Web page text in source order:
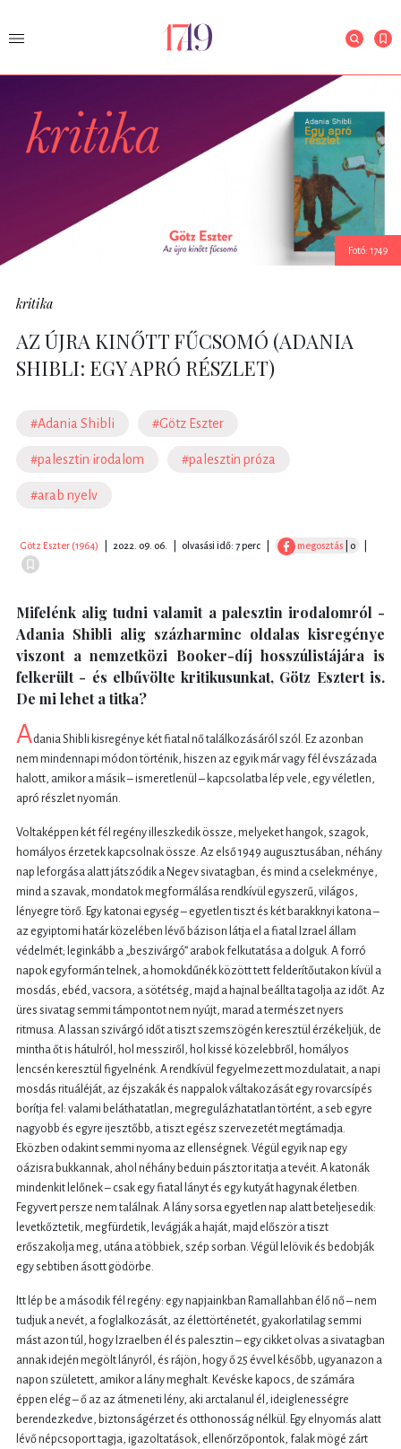
Fotó: 1749
kritika
AZ ÚJRA KINŐTT FŰCSOMÓ (ADANIA
SHIBLI: EGY APRÓ RÉSZLET)
#Adania Shibli #Götz Eszter
#palesztin irodalom #palesztin próza
#arab nyelv
Götz Eszter (1964) 2022. 09. 06. olvasási idő: 7 perc megosztás | 0
Mifelénk alig tudni valamit a palesztin irodalomról -
Adania Shibli alig százharminc oldalas kisregénye
viszont a nemzetközi Booker-díj hosszúlistájára is
felkerült - és elbűvölte kritikusunkat, Götz Esztert is.
De mi lehet a titka?
Adania Shibli kisregénye két fiatal nő találkozásáról szól. Ez azonban
nem mindennapi módon történik, hiszen az egyik már vagy fél évszázada
halott, amikor a másik – ismeretlenül – kapcsolatba lép vele, egy véletlen,
apró részlet nyomán.
Voltaképpen két fél regény illeszkedik össze, melyeket hangok, szagok,
homályos érzetek kapcsolnak össze. Az első 1949 augusztusában, néhány
nap leforgása alatt játszódik a Negev sivatagban, és mind a cselekménye,
mind a szavak, mondatok megformálása rendkívül egyszerű, világos,
lényegre törő. Egy katonai egység – egyetlen tiszt és két barakknyi katona –
az egyiptomi határ közelében lévő bázison látja el a fiatal Izrael állam
védelmét; leginkább a „beszivárgó” arabok felkutatása a dolguk. A forró
napok egyformán telnek, a homokdűnék között tett felderítőutakon kívül a
mosdás, ebéd, vacsora, a sötétség, majd a hajnal beállta tagolja az időt. Az
üres sivatag semmi támpontot nem nyújt, marad a természet nyers
ritmusa. A lassan szivárgó időt a tiszt szemszögén keresztül érzékeljük, de
mintha őt is hátulról, hol messziről, hol kissé közelebbről, homályos
lencsén keresztül figyelnénk. A rendkívül fegyelmezett mozdulatait, a napi
mosdás rituáléját, az éjszakák és nappalok váltakozását egy rovarcsípés
borítja fel: valami beláthatatlan, megregulázhatatlan történt, a seb egyre
nagyobb és egyre ijesztőbb, a tiszt egész szervezetét megtámadja.
Eközben odakint semmi nyoma az ellenségnek. Végül egyik nap egy
oázisra bukkannak, ahol néhány beduin pásztor itatja a tevéit. A katonák
mindenkit lelőnek – csak egy fiatal lányt és egy kutyát hagynak életben.
Fegyvert persze nem találnak. A lány sorsa egyetlen nap alatt beteljesedik:
levetkőztetik, megfürdetik, levágják a haját, majd először a tiszt
erőszakolja meg, utána a többiek, szép sorban. Végül lelövik és bedobják
egy sebtiben ásott gödörbe.
Itt lép be a második fél regény: egy napjainkban Ramallahban élő nő – nem
tudjuk a nevét, a foglalkozását, az élettörténetét, gyakorlatilag semmi
mást azon túl, hogy Izraelben él és palesztin – egy cikket olvas a sivatagban
annak idején megölt lányról, és rájön, hogy ő 25 évvel később, ugyanazon a
napon született, amikor a lány meghalt. Kevéske kapocs, de számára
éppen elég – ő az az átmeneti lény, aki arctalanul él, ideiglenességre
berendezkedve, biztonságérzet és otthonosság nélkül. Egy elnyomás alatt
lévő népcsoport tagja, igazoltatások, ellenőrzőpontok, falak mögé zárt